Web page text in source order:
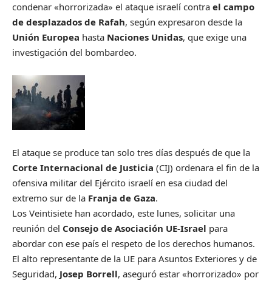
condenar «horrorizada» el ataque israelí contra el campo
de desplazados de Rafah, según expresaron desde la
Unión Europea hasta Naciones Unidas, que exige una
investigación del bombardeo.
El ataque se produce tan solo tres días después de que la
Corte Internacional de Justicia (CIJ) ordenara el fin de la
ofensiva militar del Ejército israelí en esa ciudad del
extremo sur de la Franja de Gaza.
Los Veintisiete han acordado, este lunes, solicitar una
reunión del Consejo de Asociación UE-Israel para
abordar con ese país el respeto de los derechos humanos.
El alto representante de la UE para Asuntos Exteriores y de
Seguridad, Josep Borrell, aseguró estar «horrorizado» por